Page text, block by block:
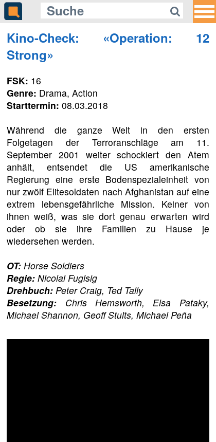
Kino-Check: «Operation: 12
Strong»
FSK: 16
Genre: Drama, Action
Starttermin: 08.03.2018
Während die ganze Welt in den ersten
Folgetagen der Terroranschläge am 11.
September 2001 weiter schockiert den Atem
anhält, entsendet die US amerikanische
Regierung eine erste Bodenspezialeinheit von
nur zwölf Elitesoldaten nach Afghanistan auf eine
extrem lebensgefährliche Mission. Keiner von
ihnen weiß, was sie dort genau erwarten wird
oder ob sie ihre Familien zu Hause je
wiedersehen werden.
OT: Horse Soldiers
Regie: Nicolai Fuglsig
Drehbuch: Peter Craig, Ted Tally
Besetzung: Chris Hemsworth, Elsa Pataky,
Michael Shannon, Geoff Stults, Michael Peña